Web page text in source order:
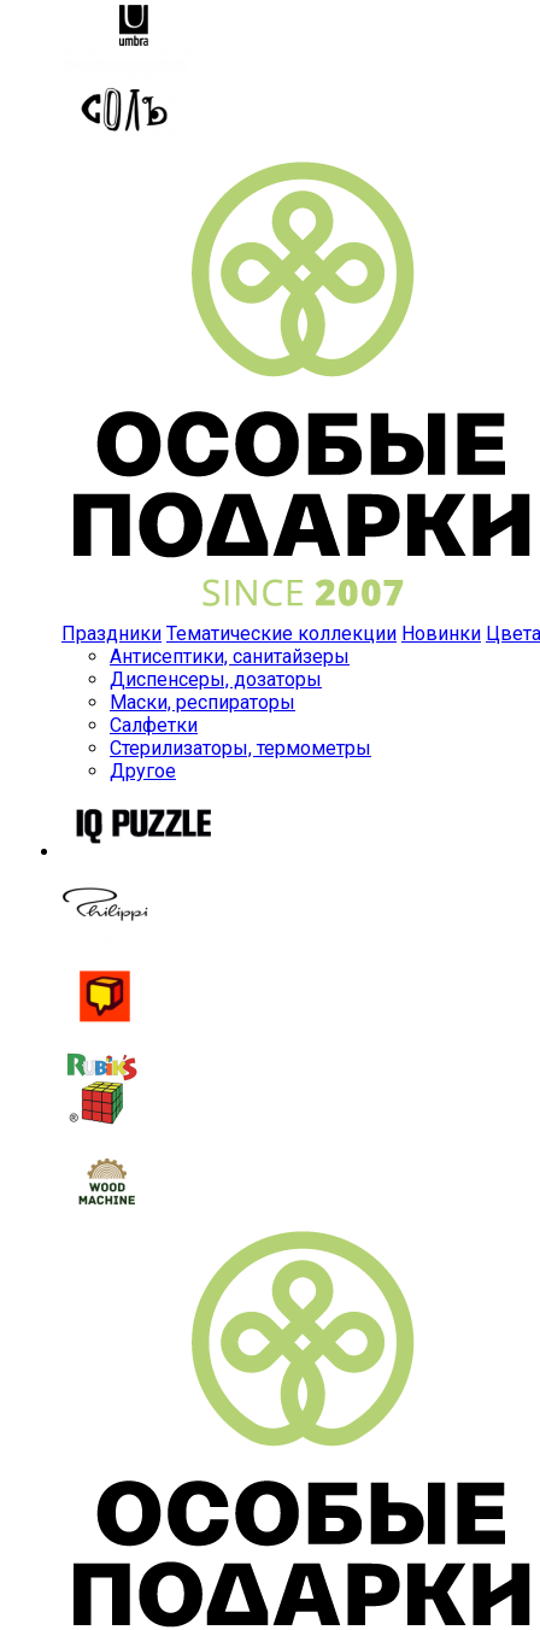
Праздники Тематические коллекции Новинки Цвета
Антисептики, санитайзеры
Диспенсеры, дозаторы
Маски, респираторы
Салфетки
Стерилизаторы, термометры
Другое